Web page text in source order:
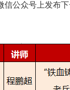
信公众号上发布